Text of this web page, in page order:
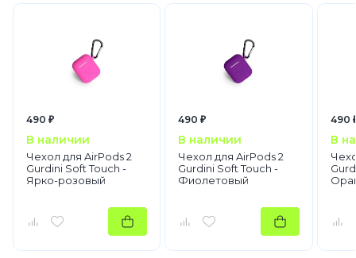
490 ₽
В наличии
Чехол для AirPods 2
Gurdini Soft Touch -
Ярко-розовый
490 ₽
В наличии
Чехол для AirPods 2
Gurdini Soft Touch -
Фиолетовый
490
В